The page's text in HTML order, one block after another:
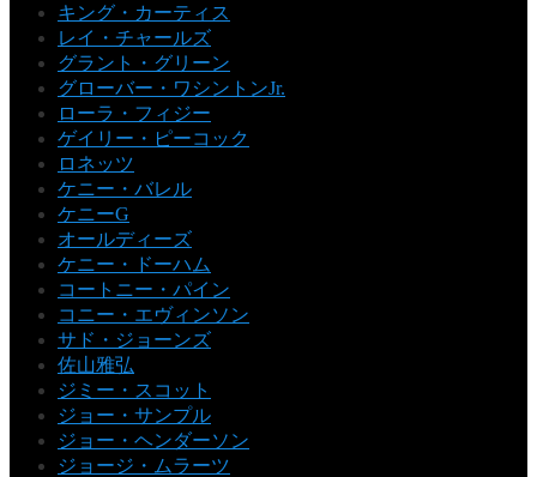
キング・カーティス
レイ・チャールズ
グラント・グリーン
グローバー・ワシントンJr.
ローラ・フィジー
ゲイリー・ピーコック
ロネッツ
ケニー・バレル
ケニーG
オールディーズ
ケニー・ドーハム
コートニー・パイン
コニー・エヴィンソン
サド・ジョーンズ
佐山雅弘
ジミー・スコット
ジョー・サンプル
ジョー・ヘンダーソン
ジョージ・ムラーツ